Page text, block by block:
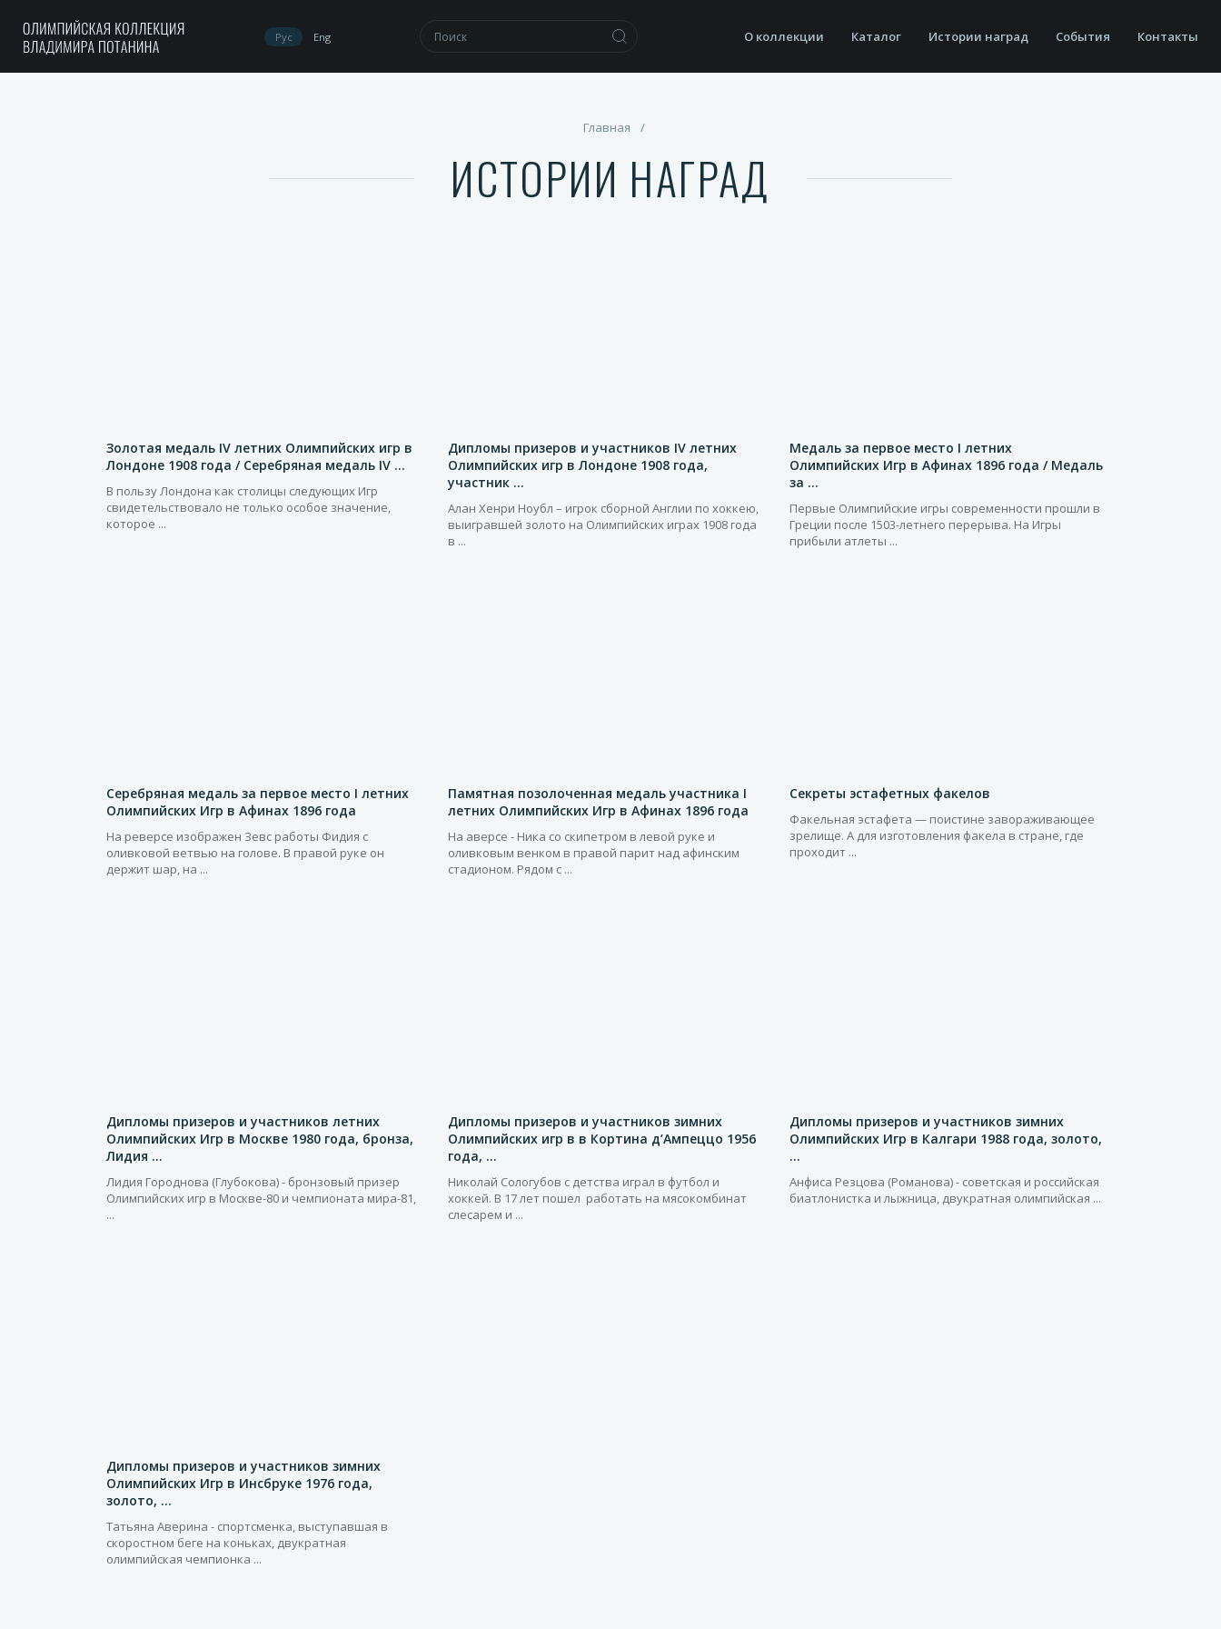
Рус Eng О коллекции Каталог Истории наград События Контакты
Главная /
ИСТОРИИ НАГРАД
Золотая медаль IV летних Олимпийских игр в
Лондоне 1908 года / Серебряная медаль IV ...
В пользу Лондона как столицы следующих Игр
свидетельствовало не только особое значение,
которое ...
Дипломы призеров и участников IV летних
Олимпийских игр в Лондоне 1908 года,
участник ...
Алан Хенри Ноубл – игрок сборной Англии по хоккею,
выигравшей золото на Олимпийских играх 1908 года
в ...
Медаль за первое место I летних
Олимпийских Игр в Афинах 1896 года / Медаль
за ...
Первые Олимпийские игры современности прошли в
Греции после 1503-летнего перерыва. На Игры
прибыли атлеты ...
Серебряная медаль за первое место I летних
Олимпийских Игр в Афинах 1896 года
На реверсе изображен Зевс работы Фидия с
оливковой ветвью на голове. В правой руке он
держит шар, на ...
Памятная позолоченная медаль участника I
летних Олимпийских Игр в Афинах 1896 года
На аверсе - Ника со скипетром в левой руке и
оливковым венком в правой парит над афинским
стадионом. Рядом с ...
Секреты эстафетных факелов
Факельная эстафета — поистине завораживающее
зрелище. А для изготовления факела в стране, где
проходит ...
Дипломы призеров и участников летних
Олимпийских Игр в Москве 1980 года, бронза,
Лидия ...
Лидия Городнова (Глубокова) - бронзовый призер
Олимпийских игр в Москве-80 и чемпионата мира-81,
...
Дипломы призеров и участников зимних
Олимпийских игр в в Кортина д’Ампеццо 1956
года, ...
Николай Сологубов с детства играл в футбол и
хоккей. В 17 лет пошел работать на мясокомбинат
слесарем и ...
Дипломы призеров и участников зимних
Олимпийских Игр в Калгари 1988 года, золото,
...
Анфиса Резцова (Романова) - советская и российская
биатлонистка и лыжница, двукратная олимпийская ...
Дипломы призеров и участников зимних
Олимпийских Игр в Инсбруке 1976 года,
золото, ...
Татьяна Аверина - спортсменка, выступавшая в
скоростном беге на коньках, двукратная
олимпийская чемпионка ...